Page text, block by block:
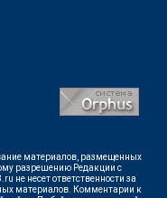
материалов, размещенных
разрешению Редакции с
не несет ответственности за
материалов. Комментарии к